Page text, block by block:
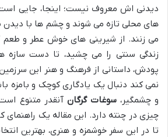
دیدنی اش معروف نیست؛ اینجا، جایی است
های محلی تازه می شوند و چشم ها با
می زنند. از شیرینی های خوش عطر و طعم
زندگی سنتی را می چشید، تا دست سازه
پودش، داستانی از فرهنگ و هنر این
نمی کند دنبال یک یادگاری کوچک و بامزه
و چشمگیر،سوغات گرگان آنقدر متنوع
چیزی در چنته دارد. این مقاله یک
تا در این سفر خوشمزه و هنری، بهترین